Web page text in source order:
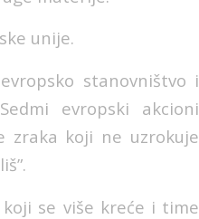
unije.
stanovništvo i
evropski akcioni
zraka koji ne uzrokuje
se više kreće i time